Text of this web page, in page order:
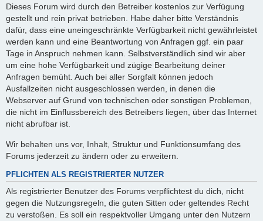
Dieses Forum wird durch den Betreiber kostenlos zur Verfügung
gestellt und rein privat betrieben. Habe daher bitte Verständnis
dafür, dass eine uneingeschränkte Verfügbarkeit nicht gewährleistet
werden kann und eine Beantwortung von Anfragen ggf. ein paar
Tage in Anspruch nehmen kann. Selbstverständlich sind wir aber
um eine hohe Verfügbarkeit und zügige Bearbeitung deiner
Anfragen bemüht. Auch bei aller Sorgfalt können jedoch
Ausfallzeiten nicht ausgeschlossen werden, in denen die
Webserver auf Grund von technischen oder sonstigen Problemen,
die nicht im Einflussbereich des Betreibers liegen, über das Internet
nicht abrufbar ist.
Wir behalten uns vor, Inhalt, Struktur und Funktionsumfang des
Forums jederzeit zu ändern oder zu erweitern.
PFLICHTEN ALS REGISTRIERTER NUTZER
Als registrierter Benutzer des Forums verpflichtest du dich, nicht
gegen die Nutzungsregeln, die guten Sitten oder geltendes Recht
zu verstoßen. Es soll ein respektvoller Umgang unter den Nutzern